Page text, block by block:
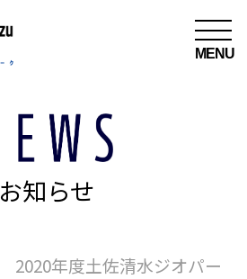
MENU
お知らせ
2020年度土佐清水ジオパー